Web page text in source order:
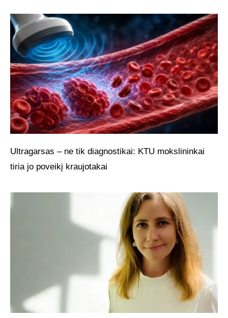
Ultragarsas – ne tik diagnostikai: KTU mokslininkai
tiria jo poveikį kraujotakai